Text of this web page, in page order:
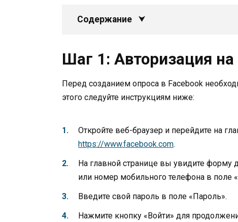
Содержание
Шаг 1: Авторизация на
Перед созданием опроса в Facebook
этого следуйте инструкциям ниже:
Откройте веб-браузер и перейдите на
https://www.facebook.com.
На главной странице вы увидите форму
или номер мобильного телефона в поле
Введите свой пароль в поле «Пароль».
Нажмите кнопку «Войти» для